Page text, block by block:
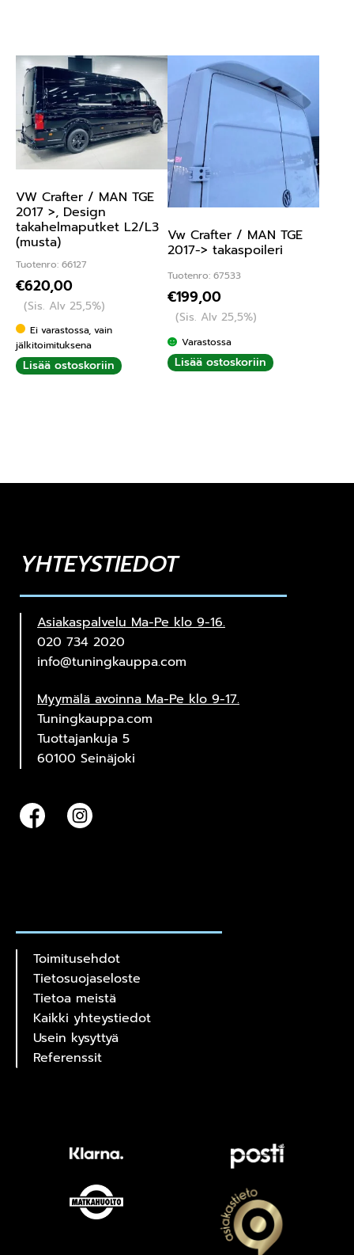
VW Crafter / MAN TGE
2017 >, Design
takahelmaputket L2/L3
(musta)
Tuotenro: 66127
€620,00
(Sis. Alv 25,5%)
Ei varastossa, vain
jälkitoimituksena
Lisää ostoskoriin
Vw Crafter / MAN TGE
2017-> takaspoileri
Tuotenro: 67533
€199,00
(Sis. Alv 25,5%)
Varastossa
Lisää ostoskoriin
YHTEYSTIEDOT
Asiakaspalvelu Ma-Pe klo 9-16.
020 734 2020
info@tuningkauppa.com
Myymälä avoinna Ma-Pe klo 9-17.
Tuningkauppa.com
Tuottajankuja 5
60100 Seinäjoki
Toimitusehdot
Tietosuojaseloste
Tietoa meistä
Kaikki yhteystiedot
Usein kysyttyä
Referenssit